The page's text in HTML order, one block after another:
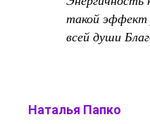
такой
всей души
Наталья Папко